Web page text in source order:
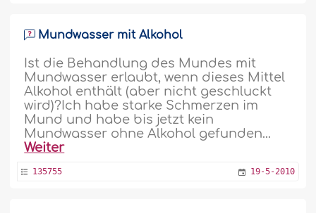
Mundwasser mit Alkohol
Ist die Behandlung des Mundes mit
Mundwasser erlaubt, wenn dieses Mittel
Alkohol enthält (aber nicht geschluckt
wird)?Ich habe starke Schmerzen im
Mund und habe bis jetzt kein
Mundwasser ohne Alkohol gefunden...
Weiter
135755 19-5-2010